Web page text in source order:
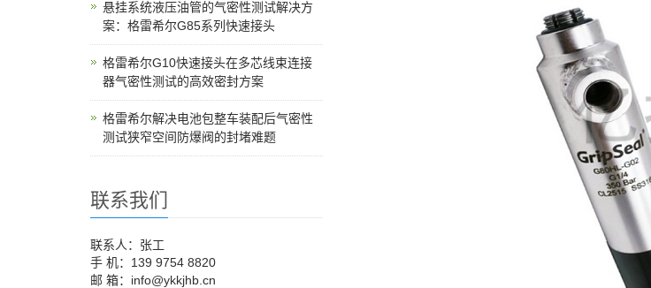
悬挂系统液压油管的气密性测试解决方
案：格雷希尔G85系列快速接头
格雷希尔G10快速接头在多芯线束连接
器气密性测试的高效密封方案
格雷希尔解决电池包整车装配后气密性
测试狭窄空间防爆阀的封堵难题
联系我们
联系人：张工
手 机：139 9754 8820
邮 箱：info@ykkjhb.cn